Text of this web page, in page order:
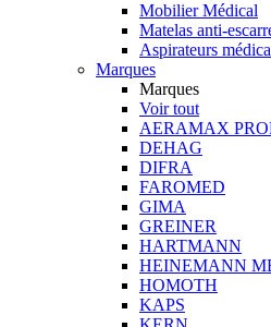
Mobilier Médical
Matelas anti-
Aspirateurs
Marques
Marques
Voir tout
AERAMAX
DEHAG
DIFRA
FAROMED
GIMA
GREINER
HARTMANN
HEINEMANN
HOMOTH
KAPS